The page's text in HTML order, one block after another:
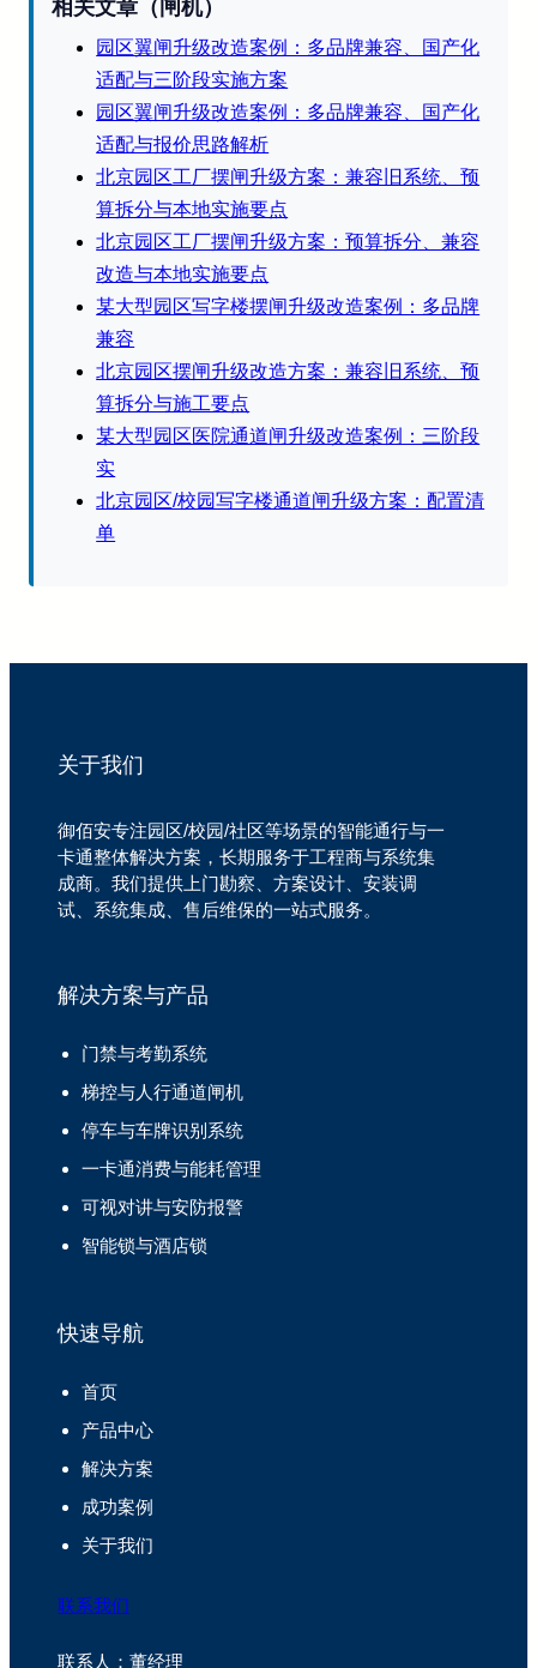
相关文章（闸机）
园区翼闸升级改造案例：多品牌兼容、国产化
适配与三阶段实施方案
园区翼闸升级改造案例：多品牌兼容、国产化
适配与报价思路解析
北京园区工厂摆闸升级方案：兼容旧系统、预
算拆分与本地实施要点
北京园区工厂摆闸升级方案：预算拆分、兼容
改造与本地实施要点
某大型园区写字楼摆闸升级改造案例：多品牌
兼容
北京园区摆闸升级改造方案：兼容旧系统、预
算拆分与施工要点
某大型园区医院通道闸升级改造案例：三阶段
实
北京园区/校园写字楼通道闸升级方案：配置清
单
关于我们
御佰安专注园区/校园/社区等场景的智能通行与一
卡通整体解决方案，长期服务于工程商与系统集
成商。我们提供上门勘察、方案设计、安装调
试、系统集成、售后维保的一站式服务。
解决方案与产品
门禁与考勤系统
梯控与人行通道闸机
停车与车牌识别系统
一卡通消费与能耗管理
可视对讲与安防报警
智能锁与酒店锁
快速导航
首页
产品中心
解决方案
成功案例
关于我们
联系我们
联系人：董经理